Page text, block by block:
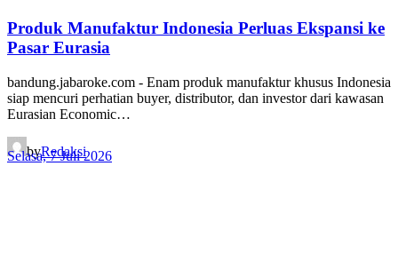
Produk Manufaktur Indonesia Perluas Ekspansi ke
Pasar Eurasia
bandung.jabaroke.com - Enam produk manufaktur khusus Indonesia
siap mencuri perhatian buyer, distributor, dan investor dari kawasan
Eurasian Economic…
byRedaksi
Selasa, 7 Juli 2026